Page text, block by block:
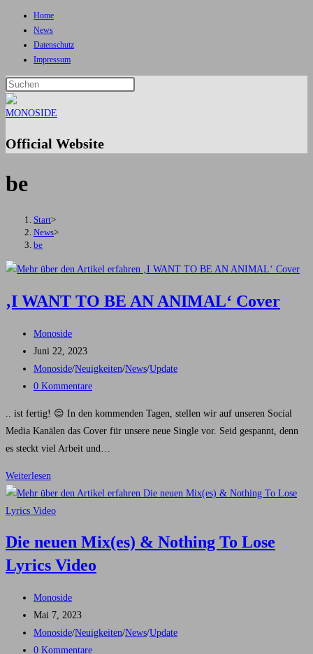
Inhalt
springen
Home
News
Datenschutz
Impressum
the
Official Website
be
Start>
News>
be
‚I WANT TO BE AN ANIMAL‘ Cover
Beitrags-
Autor:
Monoside
Beitrag
veröffentlicht:
Juni 22, 2023
Beitrags-
Kategorie:
Monoside/Neuigkeiten/News/Update
Beitrags-
0 Kommentare
.. ist fertig! 😌 In den kommenden Tagen, stellen wir auf unseren Social
Media Kanälen das Cover für unsere neue Single vor. Seid gespannt, denn
es steckt viel Arbeit und…
Weiterlesen
WANT
TO
AN
ANIMAL‘
Die neuen Mix(es) & Nothing To Lose
Lyrics Video
Beitrags-
Autor:
Monoside
Beitrag
veröffentlicht:
Mai 7, 2023
Beitrags-
Kategorie:
Monoside/Neuigkeiten/News/Update
Beitrags-
0 Kommentare